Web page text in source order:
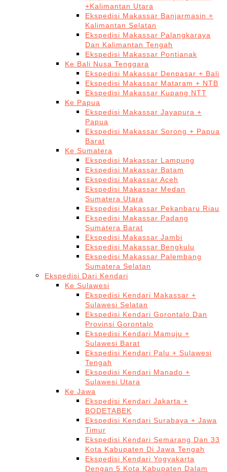
+Kalimantan Utara
Ekspedisi Makassar Banjarmasin +
Kalimantan Selatan
Ekspedisi Makassar Palangkaraya
Dan Kalimantan Tengah
Ekspedisi Makassar Pontianak
Ke Bali Nusa Tenggara
Ekspedisi Makassar Denpasar + Bali
Ekspedisi Makassar Mataram + NTB
Ekspedisi Makassar Kupang NTT
Ke Papua
Ekspedisi Makassar Jayapura +
Papua
Ekspedisi Makassar Sorong + Papua
Barat
Ke Sumatera
Ekspedisi Makassar Lampung
Ekspedisi Makassar Batam
Ekspedisi Makassar Aceh
Ekspedisi Makassar Medan
Sumatera Utara
Ekspedisi Makassar Pekanbaru Riau
Ekspedisi Makassar Padang
Sumatera Barat
Ekspedisi Makassar Jambi
Ekspedisi Makassar Bengkulu
Ekspedisi Makassar Palembang
Sumatera Selatan
Ekspedisi Dari Kendari
Ke Sulawesi
Ekspedisi Kendari Makassar +
Sulawesi Selatan
Ekspedisi Kendari Gorontalo Dan
Provinsi Gorontalo
Ekspedisi Kendari Mamuju +
Sulawesi Barat
Ekspedisi Kendari Palu + Sulawesi
Tengah
Ekspedisi Kendari Manado +
Sulawesi Utara
Ke Jawa
Ekspedisi Kendari Jakarta +
BODETABEK
Ekspedisi Kendari Surabaya + Jawa
Timur
Ekspedisi Kendari Semarang Dan 33
Kota Kabupaten Di Jawa Tengah
Ekspedisi Kendari Yogyakarta
Dengan 5 Kota Kabupaten Dalam